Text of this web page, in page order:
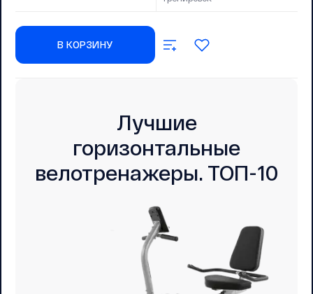
В КОРЗИНУ
Лучшие
горизонтальные
велотренажеры. ТОП-10